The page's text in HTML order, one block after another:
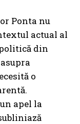
Ponta nu
actual al
din
o
apel la